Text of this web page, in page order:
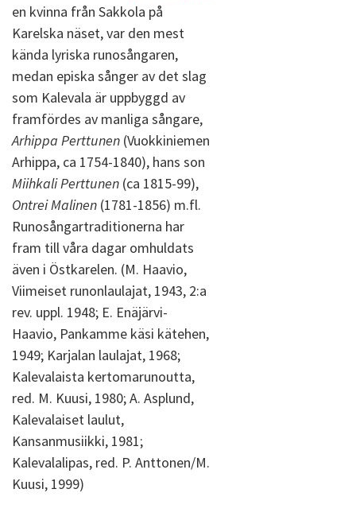
en kvinna från Sakkola på
Karelska näset, var den mest
kända lyriska runosångaren,
medan episka sånger av det slag
som Kalevala är uppbyggd av
framfördes av manliga sångare,
Arhippa Perttunen (Vuokkiniemen
Arhippa, ca 1754-1840), hans son
Miihkali Perttunen (ca 1815-99),
Ontrei Malinen (1781-1856) m.fl.
Runosångartraditionerna har
fram till våra dagar omhuldats
även i Östkarelen. (M. Haavio,
Viimeiset runonlaulajat, 1943, 2:a
rev. uppl. 1948; E. Enäjärvi-
Haavio, Pankamme käsi kätehen,
1949; Karjalan laulajat, 1968;
Kalevalaista kertomarunoutta,
red. M. Kuusi, 1980; A. Asplund,
Kalevalaiset laulut,
Kansanmusiikki, 1981;
Kalevalalipas, red. P. Anttonen/M.
Kuusi, 1999)